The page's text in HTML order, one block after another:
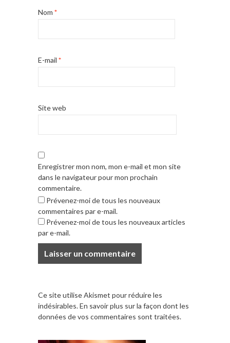
Nom *
E-mail *
Site web
Enregistrer mon nom, mon e-mail et mon site
dans le navigateur pour mon prochain
commentaire.
Prévenez-moi de tous les nouveaux
commentaires par e-mail.
Prévenez-moi de tous les nouveaux articles
par e-mail.
Ce site utilise Akismet pour réduire les
indésirables.En savoir plus sur la façon dont les
données de vos commentaires sont traitées.